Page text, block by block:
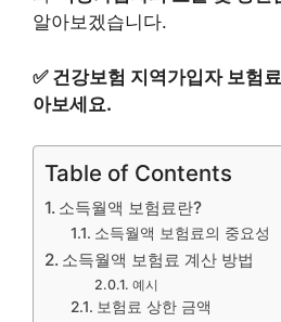
알아보겠습니다.
✅ 건강보험 지역가입자 보험
아보세요.
Table of Contents
소득월액 보험료란?
소득월액 보험료의 중요성
소득월액 보험료 계산 방법
예시
보험료 상한 금액